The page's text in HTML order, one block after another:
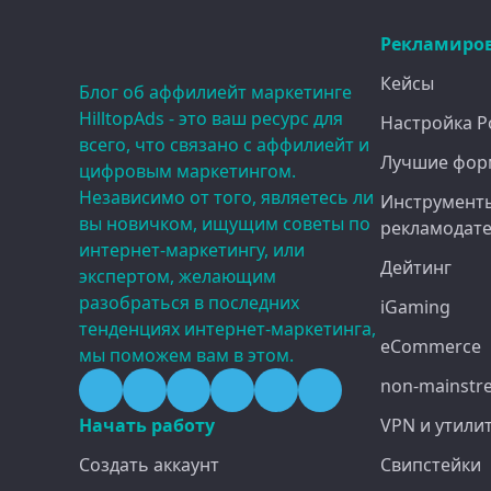
Блог об аффилиейт маркетинге
HilltopAds - это ваш ресурс для
всего, что связано с аффилиейт и
цифровым маркетингом.
Независимо от того, являетесь ли
вы новичком, ищущим советы по
интернет-маркетингу, или
экспертом, желающим
разобраться в последних
тенденциях интернет-маркетинга,
мы поможем вам в этом.
Начать работу
Создать аккаунт
Кейсы
Настройка
Лучшие
Дейтинг
iGaming
eCommerce
non-
VPN и
Свипстейки